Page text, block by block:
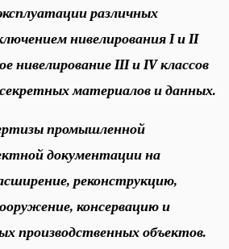
различных
нивелирования I и II
нивелирование III и IV классов
секретных материалов и данных.
промышленной
документации на
реконструкцию,
консервацию и
производственных объектов.